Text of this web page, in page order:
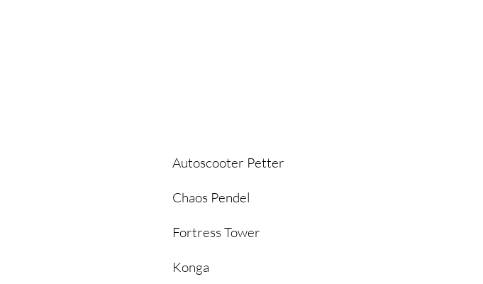
Autoscooter Petter
Chaos Pendel
Fortress Tower
Konga